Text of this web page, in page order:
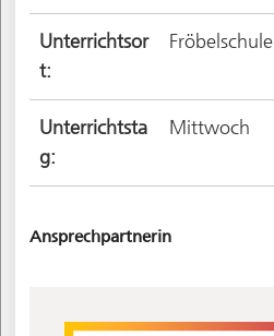
Unterrichtsor
t:
Fröbelschule
Unterrichtsta
g:
Mittwoch
Ansprechpartnerin